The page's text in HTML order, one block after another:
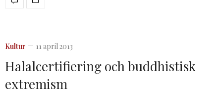
Kultur 11 april 2013
Halalcertifiering och buddhistisk
extremism